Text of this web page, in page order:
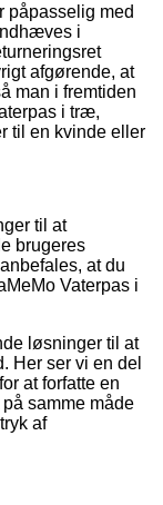
påpasselig med
i
afgørende, at
man i fremtiden
i træ,
til en kvinde eller
til at
brugeres
at du
Vaterpas i
løsninger til at
Her ser vi en del
at forfatte en
samme måde
af